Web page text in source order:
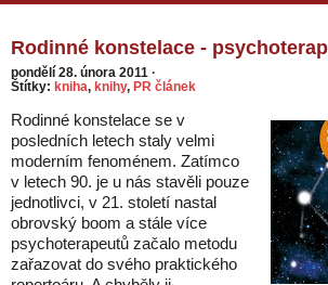
Rodinné konstelace -
pondělí 28. února 2011 ·
Štítky: kniha, knihy, PR článek
Rodinné konstelace se v
posledních letech staly velmi
moderním fenoménem. Zatímco
v letech 90. je u nás stavěli pouze
jednotlivci, v 21. století nastal
obrovský boom a stále více
psychoterapeutů začalo metodu
zařazovat do svého praktického